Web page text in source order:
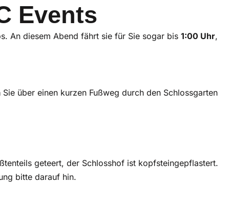
Events
An diesem Abend fährt sie für Sie sogar bis 1:00 Uhr,
über einen kurzen Fußweg durch den Schlossgarten
geteert, der Schlosshof ist kopfsteingepflastert.
bitte darauf hin.